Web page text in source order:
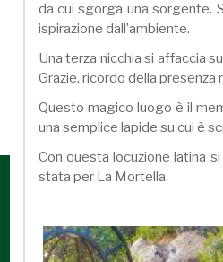
da cui sgorga una sorgente.
ispirazione dall’ambiente.
Una terza nicchia si affaccia
Grazie, ricordo della presenza
Questo magico luogo è il
una semplice lapide su cui è
Con questa locuzione latina
stata per La Mortella.